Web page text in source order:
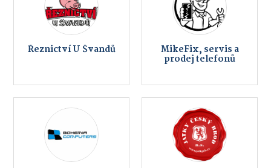
Řeznictví U Švandů MikeFix, servis a
prodej telefonů